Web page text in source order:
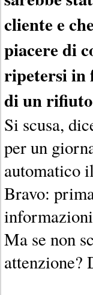
cliente e
piacere di
ripetersi in
di un rifiuto
Si scusa,
per un
automatico
Bravo:
Ma se non
attenzione?